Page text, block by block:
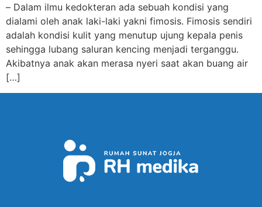
– Dalam ilmu kedokteran ada sebuah kondisi yang
dialami oleh anak laki-laki yakni fimosis. Fimosis sendiri
adalah kondisi kulit yang menutup ujung kepala penis
sehingga lubang saluran kencing menjadi terganggu.
Akibatnya anak akan merasa nyeri saat akan buang air
[…]